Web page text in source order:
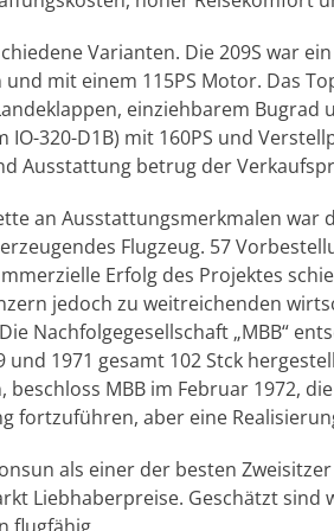
Varianten. Die 209S war
mit einem 115PS Motor. Das
einziehbarem Bugrad
IO-320-D1B) mit 160PS und
Ausstattung betrug der
an Ausstattungsmerkmalen war
Flugzeug. 57
Erfolg des Projektes
jedoch zu weitreichenden
Nachfolgegesellschaft „MBB“
und 1971 gesamt 102 Stck
beschloss MBB im Februar 1972,
fortzuführen, aber eine
als einer der besten
Liebhaberpreise. Geschätzt sind